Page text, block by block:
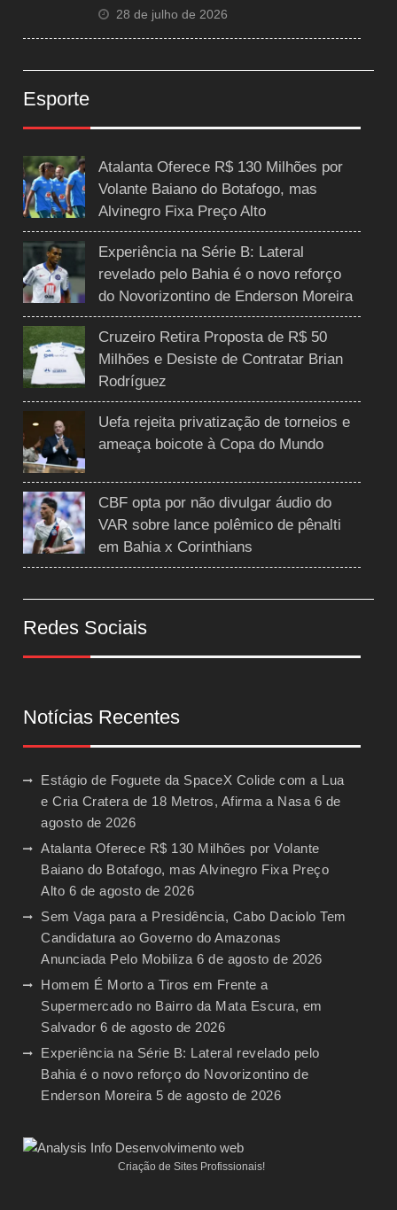
28 de julho de 2026
Esporte
Atalanta Oferece R$ 130 Milhões por
Volante Baiano do Botafogo, mas
Alvinegro Fixa Preço Alto
Experiência na Série B: Lateral
revelado pelo Bahia é o novo reforço
do Novorizontino de Enderson Moreira
Cruzeiro Retira Proposta de R$ 50
Milhões e Desiste de Contratar Brian
Rodríguez
Uefa rejeita privatização de torneios e
ameaça boicote à Copa do Mundo
CBF opta por não divulgar áudio do
VAR sobre lance polêmico de pênalti
em Bahia x Corinthians
Redes Sociais
Notícias Recentes
Estágio de Foguete da SpaceX Colide com a Lua
e Cria Cratera de 18 Metros, Afirma a Nasa 6 de
agosto de 2026
Atalanta Oferece R$ 130 Milhões por Volante
Baiano do Botafogo, mas Alvinegro Fixa Preço
Alto 6 de agosto de 2026
Sem Vaga para a Presidência, Cabo Daciolo Tem
Candidatura ao Governo do Amazonas
Anunciada Pelo Mobiliza 6 de agosto de 2026
Homem É Morto a Tiros em Frente a
Supermercado no Bairro da Mata Escura, em
Salvador 6 de agosto de 2026
Experiência na Série B: Lateral revelado pelo
Bahia é o novo reforço do Novorizontino de
Enderson Moreira 5 de agosto de 2026
Criação de Sites Profissionais!